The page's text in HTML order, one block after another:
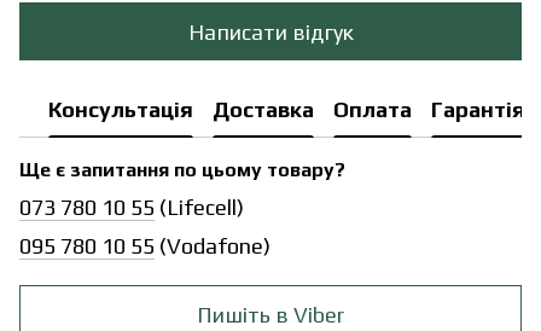
Написати відгук
Консультація Доставка Оплата Гарантія
Ще є запитання по цьому товару?
073 780 10 55 (Lifecell)
095 780 10 55 (Vodafone)
Пишіть в Viber